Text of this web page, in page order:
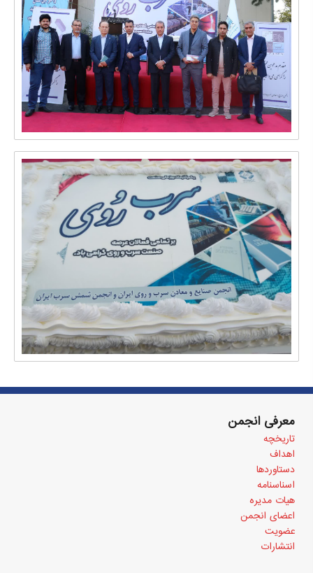
معرفی انجمن
تاریخچه
اهداف
دستاوردها
اسناسنامه
هیات مدیره
اعضای انجمن
عضویت
انتشارات